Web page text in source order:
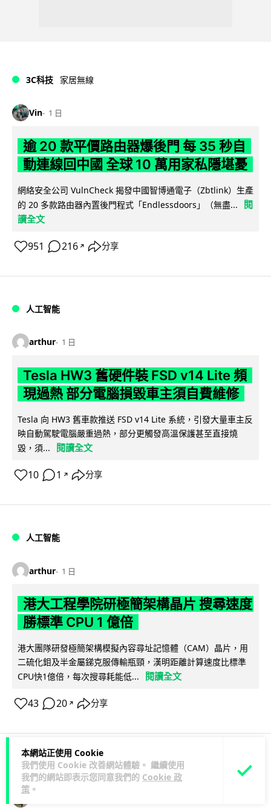
本網站正使用 Cookie
我們使用 Cookie 改善網站體驗。 繼續使用
我們的網站即表示您同意我們的 Cookie 政
策 。
3C科技 家居無線
Vin 1 日
逾 20 款平價路由器爆後門 每 35 秒自
動連線回中國 全球 10 萬用家私隱堪憂
網絡安全公司 VulnCheck 揭發中國智博通電子（Zbtlink）生產
的 20 多款路由器內置後門程式「Endlessdoors」（無盡...
閱
讀全文
951 216 ↗ 分享
人工智能
arthur 1 日
Tesla HW3 舊硬件裝 FSD v14 Lite 頻
現過熱 部分電腦損毀車主須自費維修
Tesla 向 HW3 舊車款推送 FSD v14 Lite 系統，引發大量車主反
映自動駕駛電腦嚴重過熱，部分更觸發高溫保護甚至直接燒
毀，須...
閱讀全文
10 1 ↗ 分享
人工智能
arthur 1 日
港大工程學院研極簡架構晶片 搜尋速度
勝標準 CPU 1 億倍
港大團隊研發極簡架構模擬內容尋址記憶體（CAM）晶片，用
二硫化鉬及半金屬銻克服傳輸瓶頸，漢明距離計算速度比標準
CPU快1億倍，每次搜尋耗能低...
閱讀全文
43 20 ↗ 分享
人工智能